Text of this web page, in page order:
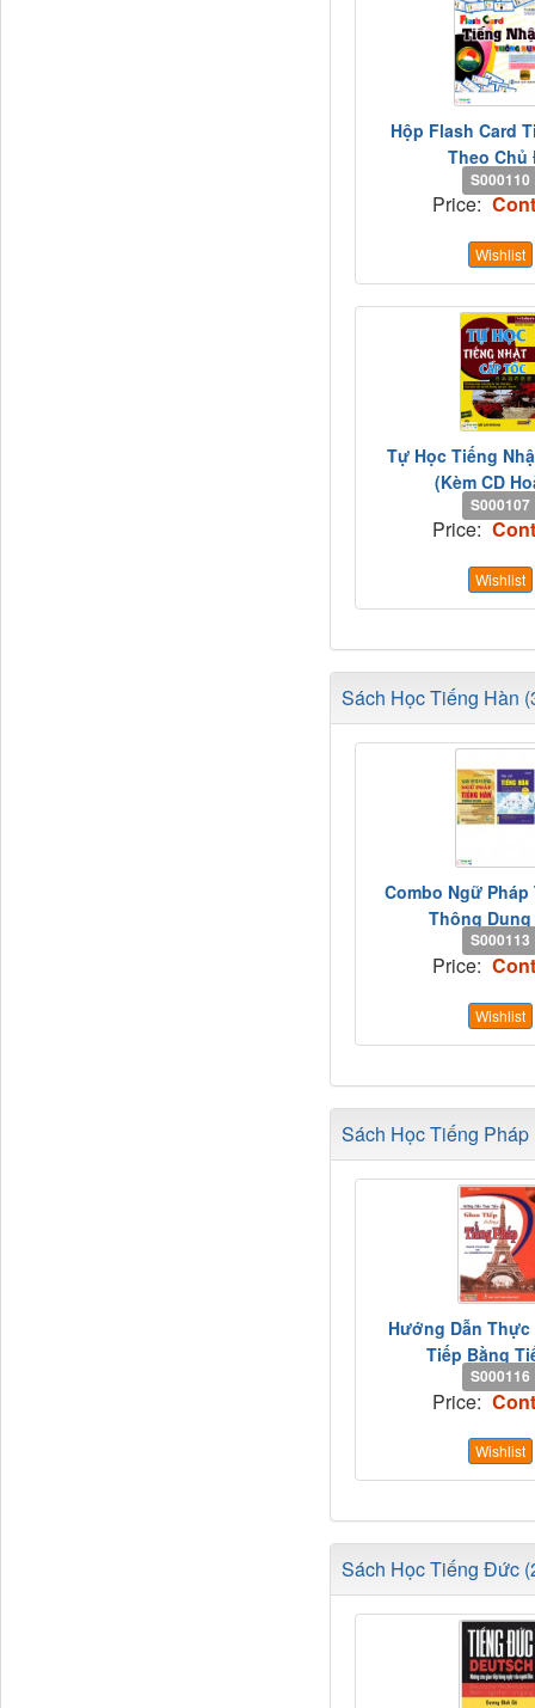
Hộp Flash Card
Theo Chủ
S000110
Price:
Wishlist
Tự Học Tiếng
(Kèm CD
S000107
Price:
Wishlist
Sách Học Tiếng Hàn
Combo Ngữ Pháp
Thông Dụng
S000113
Price:
Wishlist
Sách Học Tiếng Pháp
Hướng Dẫn Thực
Tiếp Bằng
S000116
Price:
Wishlist
Sách Học Tiếng Đức